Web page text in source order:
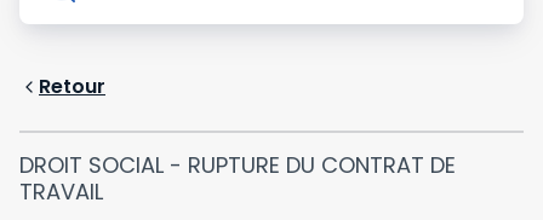
Retour
DROIT SOCIAL - RUPTURE DU CONTRAT DE
TRAVAIL